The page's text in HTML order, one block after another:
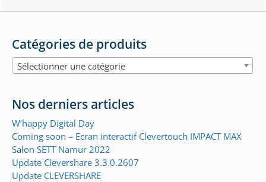
CLEVERTOUCH
Catégories de produits
Sélectionner une catégorie
Nos derniers articles
W’happy Digital Day
Coming soon – Ecran interactif Clevertouch IMPACT MAX
Salon SETT Namur 2022
Update Clevershare 3.3.0.2607
Update CLEVERSHARE